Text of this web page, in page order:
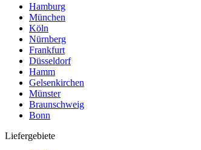
Hamburg
München
Köln
Nürnberg
Frankfurt
Düsseldorf
Hamm
Gelsenkirchen
Münster
Braunschweig
Bonn
Liefergebiete